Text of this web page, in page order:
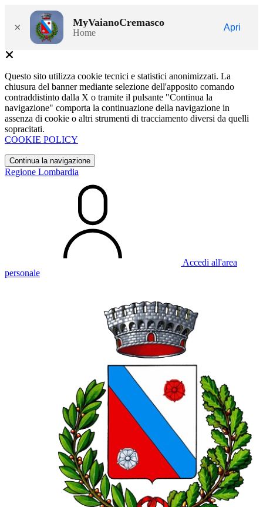
× MyVaianoCremasco
Home
Apri
Questo sito utilizza cookie tecnici e statistici anonimizzati. La
chiusura del banner mediante selezione dell'apposito comando
contraddistinto dalla X o tramite il pulsante "Continua la
navigazione" comporta la continuazione della navigazione in
assenza di cookie o altri strumenti di tracciamento diversi da quelli
sopracitati.
COOKIE POLICY
Continua la navigazione
Regione Lombardia
Accedi all'area
personale